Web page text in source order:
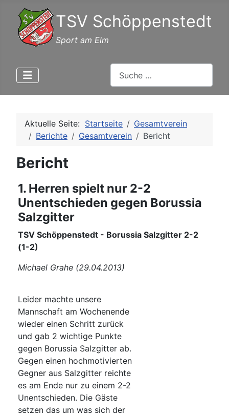
TSV Schöppenstedt
Sport am Elm
Aktuelle Seite: Startseite
Gesamtverein
Berichte
Gesamtverein Bericht
Bericht
1. Herren spielt nur 2-2
Unentschieden gegen Borussia
Salzgitter
TSV Schöppenstedt - Borussia Salzgitter 2-2
(1-2)
Michael Grahe (29.04.2013)
Leider machte unsere
Mannschaft am Wochenende
wieder einen Schritt zurück
und gab 2 wichtige Punkte
gegen Borussia Salzgitter ab.
Gegen einen hochmotivierten
Gegner aus Salzgitter reichte
es am Ende nur zu einem 2-2
Unentschieden. Die Gäste
setzen das um was sich der